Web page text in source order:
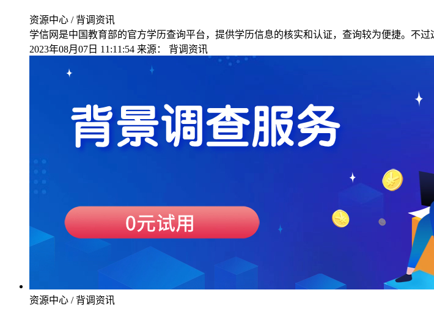
资源中心 / 背调资讯
学信网是中国教育部的官方学历查询平台，提供学历信息的核实和认证，查询较为便捷。不
2023年08月07日 11:11:54 来源： 背调资讯
资源中心 / 背调资讯